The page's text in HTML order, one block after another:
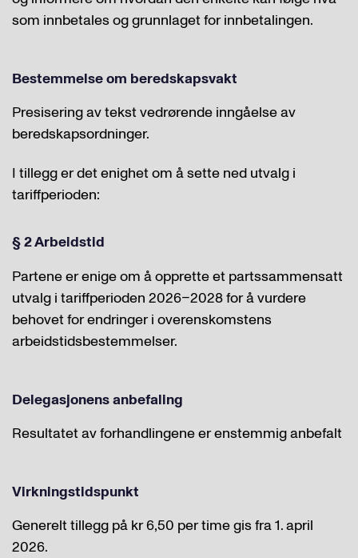
som innbetales og grunnlaget for innbetalingen.
Bestemmelse om beredskapsvakt
Presisering av tekst vedrørende inngåelse av
beredskapsordninger.
I tillegg er det enighet om å sette ned utvalg i
tariffperioden:
§ 2 Arbeidstid
Partene er enige om å opprette et partssammensatt
utvalg i tariffperioden 2026–2028 for å vurdere
behovet for endringer i overenskomstens
arbeidstidsbestemmelser.
Delegasjonens anbefaling
Resultatet av forhandlingene er enstemmig anbefalt
Virkningstidspunkt
Generelt tillegg på kr 6,50 per time gis fra 1. april
2026.